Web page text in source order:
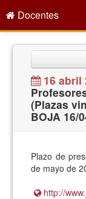
Docentes
Empleo Público
Gestión PDI
Formación y
Acción Social
Directorio
16 abril
(Plazas
BOJA 16/
Plazo de
de mayo de
http://